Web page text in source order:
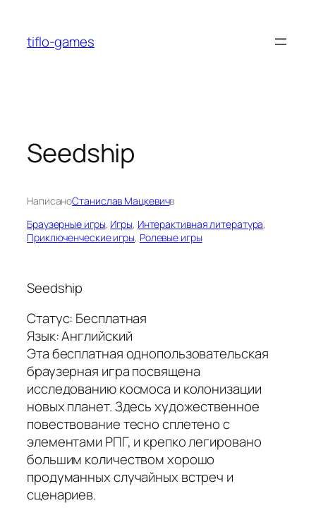
содержимому
tiflo-games
Seedship
НаписаноСтанислав Мацкевичв
Браузерные игры, Игры, Интерактивная литература
Приключенческие игры, Ролевые игры
Seedship
Статус: Бесплатная
Язык: Английский
Эта бесплатная однопользовательская
браузерная игра посвящена
исследованию космоса и колонизации
новых планет. Здесь художественное
повествование тесно сплетено с
элементами РПГ, и крепко легировано
большим количеством хорошо
продуманных случайных встреч и
сценариев.